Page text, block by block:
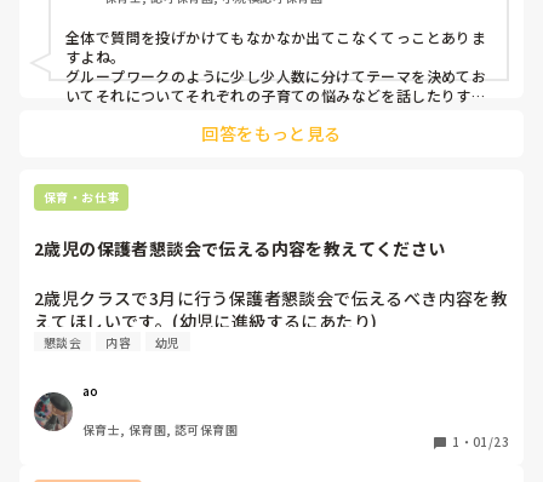
全体で質問を投げかけてもなかなか出てこなくてっことありま
すよね。
グループワークのように少し少人数に分けてテーマを決めてお
いてそれについてそれぞれの子育ての悩みなどを話したりする
そこに保育者がそれぞれ周って話を聞いたりというのもいいと
回答をもっと見る
保育・お仕事
2歳児の保護者懇談会で伝える内容を教えてください
2歳児クラスで3月に行う保護者懇談会で伝えるべき内容を教
えてほしいです。(幼児に進級するにあたり)
懇談会 内容 幼児
ao
保育士, 保育園, 認可保育園
1 ・ 01/23